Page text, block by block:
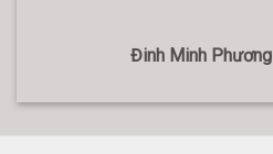
Đinh Minh Phương